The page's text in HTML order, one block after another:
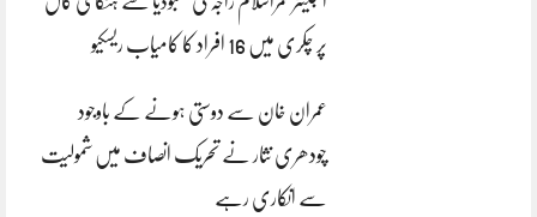
پر چکری میں 16 افراد کا کامیاب ریسکیو
عمران خان سے دوستی ہونے کے باوجود
چودھری نثار نے تحریک انصاف میں شمولیت
سے انکاری رہے